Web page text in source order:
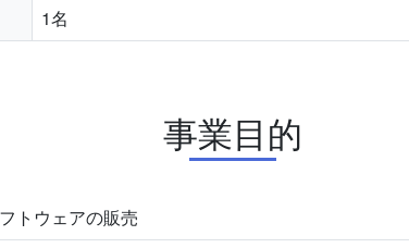
1名
事業目的
トウェアの販売